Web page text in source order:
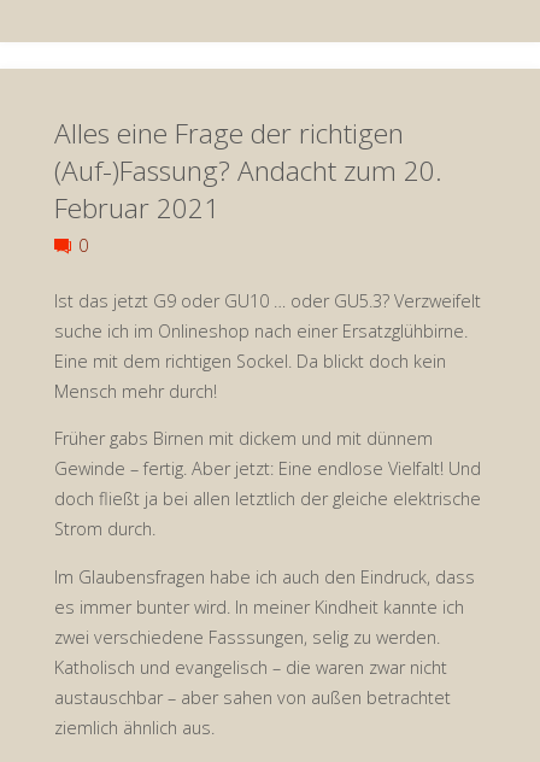
wieder!
Da
kommt
zurück!
–
Andacht
zum
2021"
Alles eine Frage der richtigen
(Auf-)Fassung? Andacht zum 20.
Februar 2021
0
Ist das jetzt G9 oder GU10 … oder GU5.3? Verzweifelt
suche ich im Onlineshop nach einer Ersatzglühbirne.
Eine mit dem richtigen Sockel. Da blickt doch kein
Mensch mehr durch!
Früher gabs Birnen mit dickem und mit dünnem
Gewinde – fertig. Aber jetzt: Eine endlose Vielfalt! Und
doch fließt ja bei allen letztlich der gleiche elektrische
Strom durch.
Im Glaubensfragen habe ich auch den Eindruck, dass
es immer bunter wird. In meiner Kindheit kannte ich
zwei verschiedene Fasssungen, selig zu werden.
Katholisch und evangelisch – die waren zwar nicht
austauschbar – aber sahen von außen betrachtet
ziemlich ähnlich aus.